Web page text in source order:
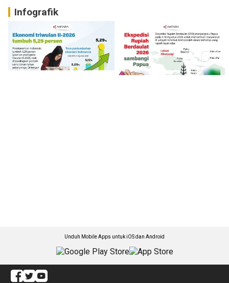
Infografik
Unduh Mobile Apps untuk iOS dan Android